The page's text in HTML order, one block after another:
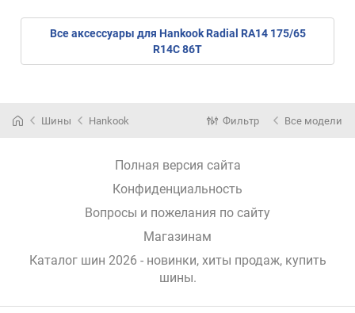
Все аксессуары для Hankook Radial RA14 175/65
R14C 86T
Шины Hankook Фильтр Все модели
Полная версия сайта
Конфиденциальность
Вопросы и пожелания по сайту
Магазинам
Каталог шин 2026 - новинки, хиты продаж, купить
шины.